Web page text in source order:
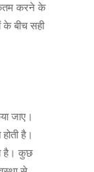
करने के
बीच सही
जाए।
है।
है। कुछ